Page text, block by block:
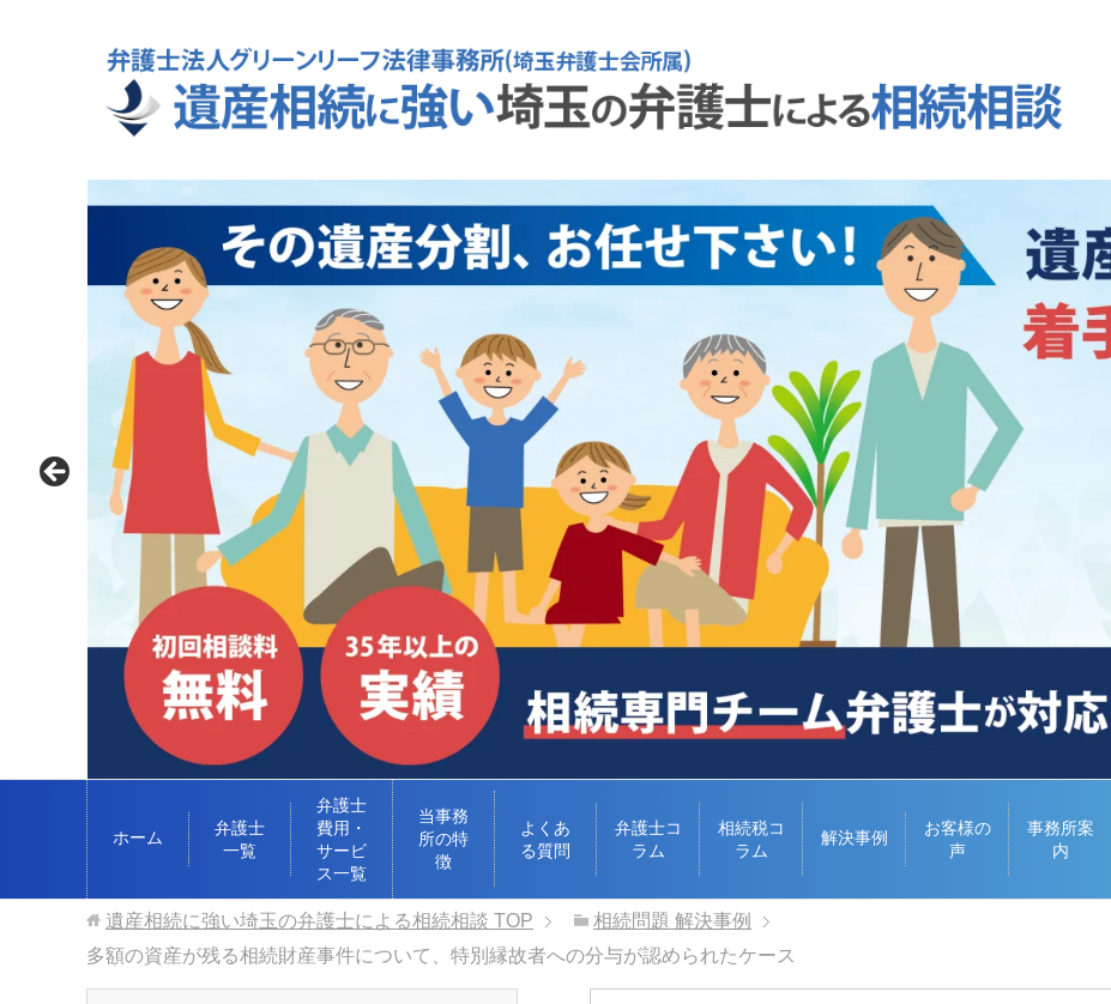
ホーム
弁護士
一覧
弁護士
費用・
サービ
ス一覧
当事務
所の特
徴
よくあ
る質問
弁護士コ
ラム
相続税コ
ラム
解決事例
お客様の
声
事務所案
内
遺産相続に強い埼玉の弁護士による相続相談 TOP
相続問題 解決事例
多額の資産が残る相続財産事件について、特別縁故者への分与が認められたケース